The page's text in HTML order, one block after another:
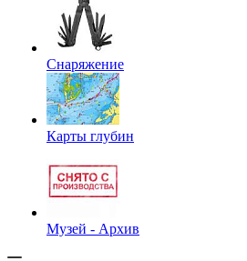
Снаряжение
Карты глубин
Музей - Архив